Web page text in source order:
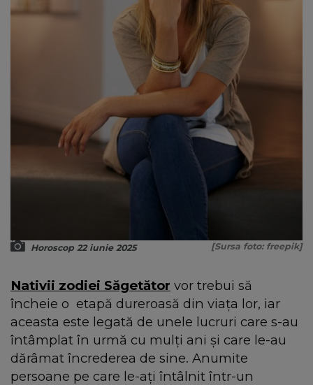
Horoscop 22 iunie 2025 [Sursa foto: freepik]
Nativii zodiei Săgetător vor trebui să
încheie o etapă dureroasă din viața lor, iar
aceasta este legată de unele lucruri care s-au
întâmplat în urmă cu mulți ani și care le-au
dărâmat încrederea de sine. Anumite
persoane pe care le-ați întâlnit într-un